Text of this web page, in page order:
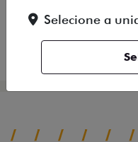
Selecione a